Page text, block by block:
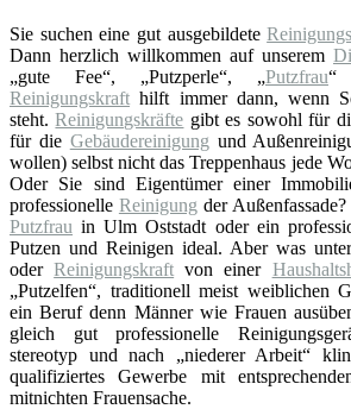
Sie suchen eine gut ausgebildete
Dann herzlich willkommen auf unserem
„gute Fee“, „Putzperle“, „Putzfrau“
Reinigungskraft hilft immer dann, wenn
steht.Reinigungskräfte gibt es sowohl für
für die Gebäudereinigung und
wollen) selbst nicht das Treppenhaus jede
Oder Sie sind Eigentümer einer
professionelle Reinigung der
Putzfrau in Ulm Oststadt oder ein
Putzen und Reinigen ideal. Aber was
oderReinigungskraft von einer
„Putzelfen“, traditionell meist weiblichen
ein Beruf denn Männer wie Frauen
gleich gut professionelle
stereotyp und nach „niederer Arbeit“
qualifiziertes Gewerbe mit
mitnichten Frauensache.